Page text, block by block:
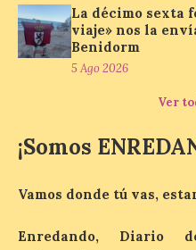
en la zona
junto al
y, como
Leaders Lounge, dos
para los ciclistas. El
Última llamada:
Dónde alojarse y
7 Ago 2026
La décimo sexta
viaje» nos la
Benidorm
5 Ago 2026
Ver
¡Somos
Vamos donde tú vas,
Enredando, Diario